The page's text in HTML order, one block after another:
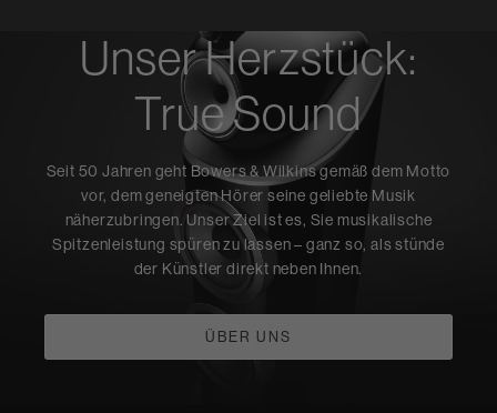
Unser Herzstück:
True Sound
Seit 50 Jahren geht Bowers & Wilkins gemäß dem Motto
vor, dem geneigten Hörer seine geliebte Musik
näherzubringen. Unser Ziel ist es, Sie musikalische
Spitzenleistung spüren zu lassen – ganz so, als stünde
der Künstler direkt neben Ihnen.
ÜBER UNS